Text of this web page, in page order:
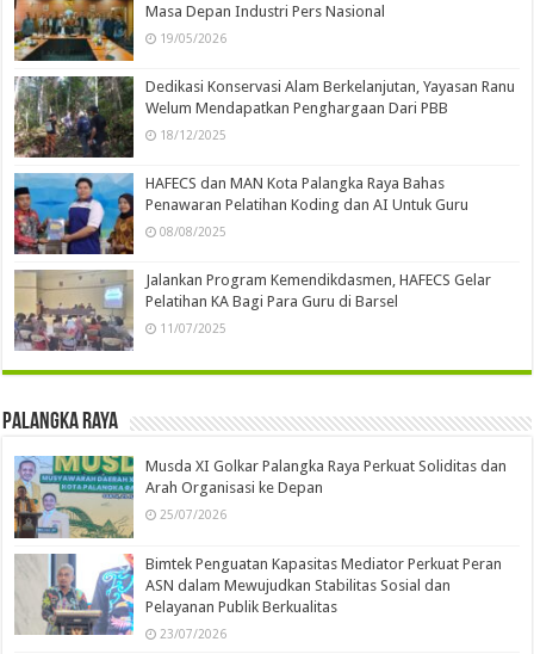
Masa Depan Industri Pers Nasional
19/05/2026
Dedikasi Konservasi Alam Berkelanjutan, Yayasan Ranu
Welum Mendapatkan Penghargaan Dari PBB
18/12/2025
HAFECS dan MAN Kota Palangka Raya Bahas
Penawaran Pelatihan Koding dan AI Untuk Guru
08/08/2025
Jalankan Program Kemendikdasmen, HAFECS Gelar
Pelatihan KA Bagi Para Guru di Barsel
11/07/2025
Palangka Raya
Musda XI Golkar Palangka Raya Perkuat Soliditas dan
Arah Organisasi ke Depan
25/07/2026
Bimtek Penguatan Kapasitas Mediator Perkuat Peran
ASN dalam Mewujudkan Stabilitas Sosial dan
Pelayanan Publik Berkualitas
23/07/2026